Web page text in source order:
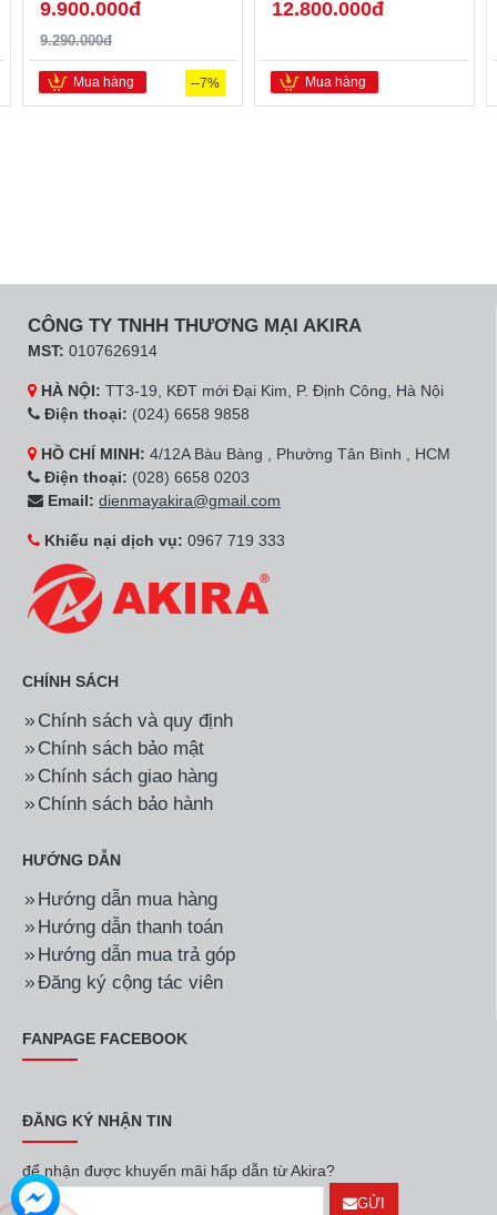
9.900.000đ
9.290.000đ
--7%
Mua hàng
12.800.000đ
Mua hàng
CÔNG TY TNHH THƯƠNG MẠI AKIRA
MST: 0107626914
HÀ NỘI: TT3-19, KĐT mới Đại Kim, P. Định Công, Hà Nội
Điện thoại: (024) 6658 9858
HỒ CHÍ MINH: 4/12A Bàu Bàng , Phường Tân Bình , HCM
Điện thoại: (028) 6658 0203
Email: dienmayakira@gmail.com
Khiếu nại dịch vụ: 0967 719 333
CHÍNH SÁCH
Chính sách và quy định
Chính sách bảo mật
Chính sách giao hàng
Chính sách bảo hành
HƯỚNG DẪN
Hướng dẫn mua hàng
Hướng dẫn thanh toán
Hướng dẫn mua trả góp
Đăng ký cộng tác viên
FANPAGE FACEBOOK
ĐĂNG KÝ NHẬN TIN
để nhận được khuyến mãi hấp dẫn từ Akira?
GỬI